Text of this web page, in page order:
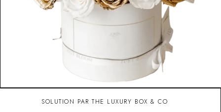
SOLUTION PAR THE LUXURY BOX & CO